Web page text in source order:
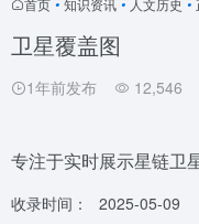
首页 • 知识资讯 • 人文历史 •
卫星覆盖图
1年前发布 12,546
专注于实时展示星链卫
收录时间：
2025-05-09